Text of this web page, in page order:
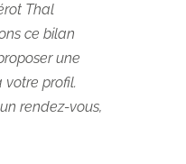
Thal
ce bilan
une
profil.
rendez-vous,